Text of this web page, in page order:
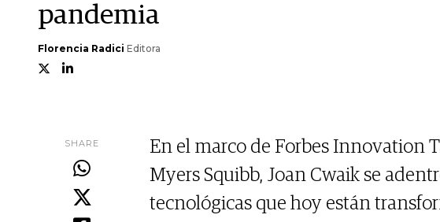
pandemia
Florencia Radici Editora
SHARE
En el marco de Forbes Innovation
Myers Squibb, Joan Cwaik se
tecnológicas que hoy están